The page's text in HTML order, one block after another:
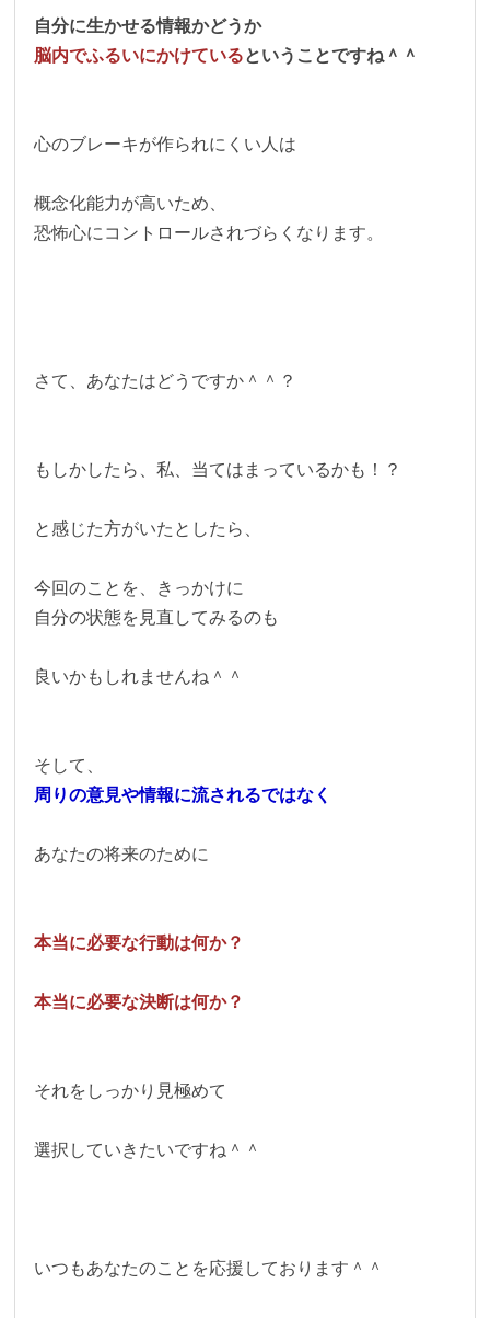
自分に生かせる情報かどうか
脳内でふるいにかけているということですね＾＾
心のブレーキが作られにくい人は
概念化能力が高いため、
恐怖心にコントロールされづらくなります。
さて、あなたはどうですか＾＾？
もしかしたら、私、当てはまっているかも！？
と感じた方がいたとしたら、
今回のことを、きっかけに
自分の状態を見直してみるのも
良いかもしれませんね＾＾
そして、
周りの意見や情報に流されるではなく
あなたの将来のために
本当に必要な行動は何か？
本当に必要な決断は何か？
それをしっかり見極めて
選択していきたいですね＾＾
いつもあなたのことを応援しております＾＾